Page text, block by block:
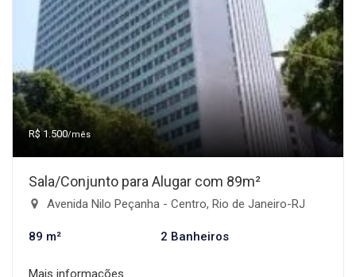
R$ 1.500/mês
Sala/Conjunto para Alugar com 89m²
Avenida Nilo Peçanha - Centro, Rio de Janeiro-RJ
89 m² 2 Banheiros
Mais informações